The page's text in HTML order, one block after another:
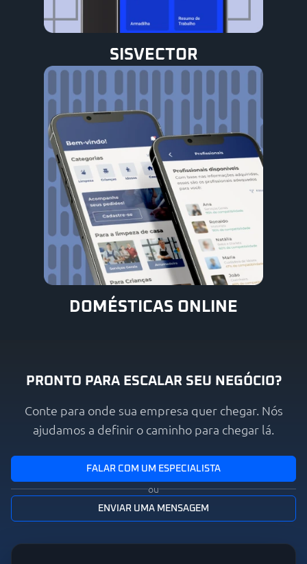
SISVECTOR
DOMÉSTICAS ONLINE
PRONTO PARA ESCALAR SEU NEGÓCIO?
Conte para onde sua empresa quer chegar. Nós
ajudamos a definir o caminho para chegar lá.
FALAR COM UM ESPECIALISTA
ou
ENVIAR UMA MENSAGEM